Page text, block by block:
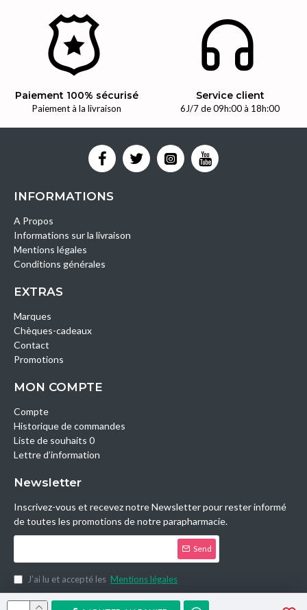
Paiement 100% sécurisé
Paiement à la livraison
Service client
6J/7 de 09h:00 à 18h:00
INFORMATIONS
A Propos
Informations sur la livraison
Mentions légales
Conditions générales
EXTRAS
Marques
Chèques-cadeaux
Contact
Promotions
MON COMPTE
Compte
Historique de commandes
Liste de souhaits 0
Lettre d’information
Newsletter
Inscrivez-vous et recevez notre Newsletter pour rester informé
de toutes les promotions de notre parapharmacie.
Send
J’ai lu et accepté les Mentions légales
Copyright © 2014, Parashop.tn, All Rights Reserved.